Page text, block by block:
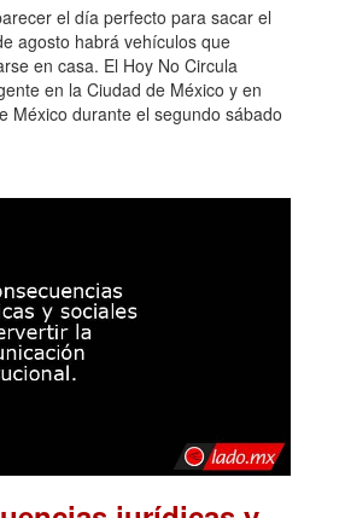
el día perfecto para sacar el
agosto habrá vehículos que
en casa. El Hoy No Circula
en la Ciudad de México y en
México durante el segundo sábado